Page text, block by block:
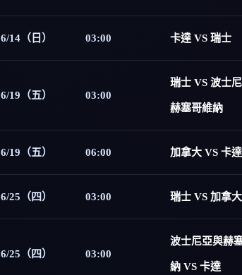
6/14（日） 03:00 卡達 VS 瑞士
6/19（五） 03:00
瑞士 VS 波士
赫塞哥維納
6/19（五） 06:00 加拿大 VS 卡達
6/25（四） 03:00 瑞士 VS 加拿大
6/25（四） 03:00
波士尼亞與赫
納 VS 卡達